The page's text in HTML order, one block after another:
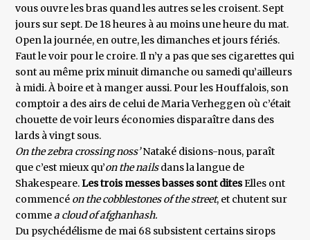
vous ouvre les bras quand les autres se les croisent. Sept
jours sur sept. De 18 heures à au moins une heure du mat.
Open la journée, en outre, les dimanches et jours fériés.
Faut le voir pour le croire. Il n’y a pas que ses cigarettes qui
sont au même prix minuit dimanche ou samedi qu’ailleurs
à midi. À boire et à manger aussi. Pour les Houffalois, son
comptoir a des airs de celui de Maria Verheggen où c’était
chouette de voir leurs économies disparaître dans des
lards à vingt sous.
On the zebra crossing noss’Nataké disions-nous, paraît
que c’est mieux qu’on the nailsdans la langue de
Shakespeare.Les trois messes basses sont ditesElles ont
commencé on the cobblestones of the street, et chutent sur
commea cloud of afghanhash.
Du psychédélisme de mai 68 subsistent certains sirops